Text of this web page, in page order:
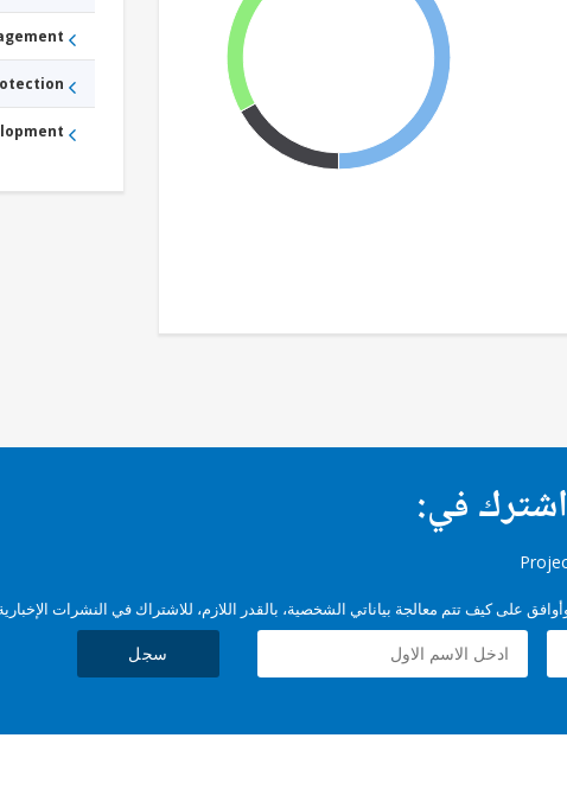
اشترك في:
على كيف تتم معالجة بياناتي الشخصية، بالقدر اللازم، للاشتراك في النشرات
سجل